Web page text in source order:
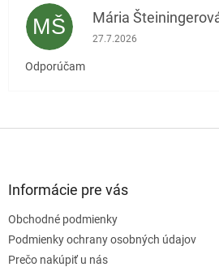
MŠ Mária
Hodnotenie obchodu je 5
27.7.2026
Odporúčam
Informácie pre vás
Obchodné podmienky
Podmienky ochrany osobných údajov
Prečo nakúpiť u nás